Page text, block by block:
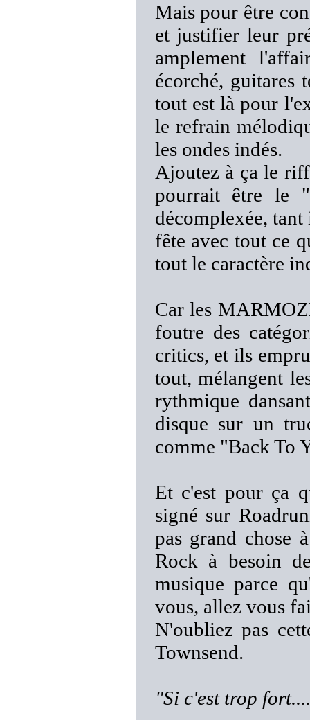
Mais pour être
et justifier leur
amplement
écorché, guitares
tout est là pour
le refrain
les ondes indés.
Ajoutez à ça le
pourrait être le
décomplexée,
fête avec tout ce
tout le caractère
Car les
foutre des
critics, et ils
tout, mélangent
rythmique
disque sur un
comme "Back To
Et c'est pour ça
signé sur
pas grand chose
Rock à besoin
musique parce
vous, allez vous
N'oubliez pas
Townsend.
"Si c'est trop